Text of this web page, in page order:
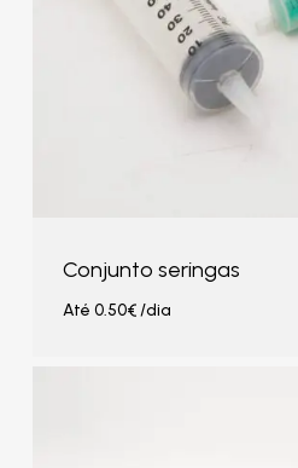
Conjunto seringas
Até 0.50€/dia